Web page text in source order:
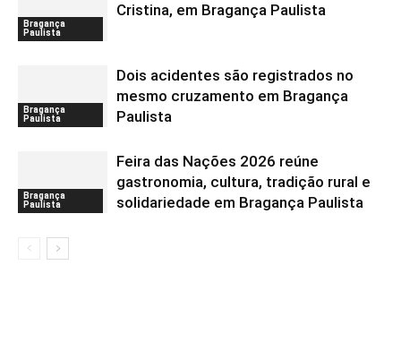
Bragança
Paulista
Cristina, em Bragança Paulista
Bragança
Paulista
Dois acidentes são registrados no
mesmo cruzamento em Bragança
Paulista
Bragança
Paulista
Feira das Nações 2026 reúne
gastronomia, cultura, tradição rural e
solidariedade em Bragança Paulista